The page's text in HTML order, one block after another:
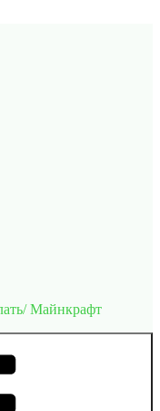
Майнкрафт